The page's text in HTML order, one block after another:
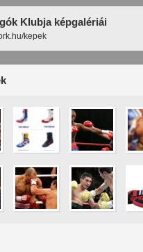
Klubja képgalériái
kepek